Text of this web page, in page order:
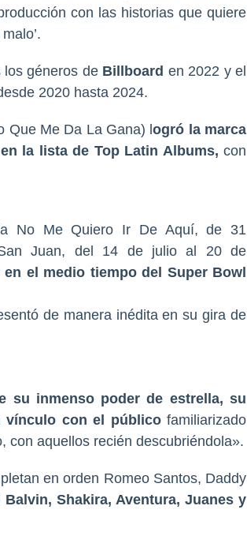
con las historias que quiere
géneros de Billboard en 2022 y el
2020 hasta 2024.
Que Me Da La Gana) logró la marca
la lista de Top Latin Albums, con
No Me Quiero Ir De Aquí, de 31
Juan, del 14 de julio al 20 de
el medio tiempo del Super Bowl
su inmenso poder de estrella, su
vínculo con el público familiarizado
con aquellos recién descubriéndola».
en orden Romeo Santos, Daddy
Shakira, Aventura, Juanes y